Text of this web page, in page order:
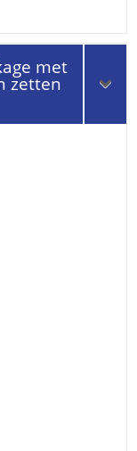
met
zetten